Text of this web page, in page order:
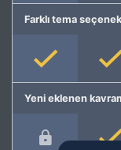
Farklı tema
Yeni eklenen